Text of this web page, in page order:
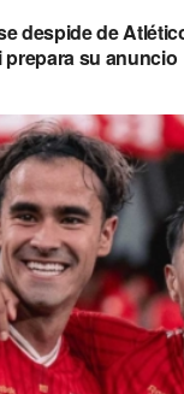
despide de
prepara su anuncio